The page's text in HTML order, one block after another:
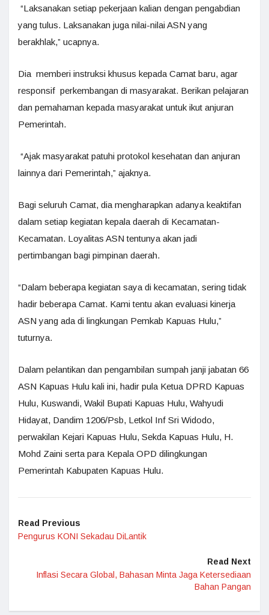
“Laksanakan setiap pekerjaan kalian dengan pengabdian
yang tulus. Laksanakan juga nilai-nilai ASN yang
berakhlak,” ucapnya.
Dia memberi instruksi khusus kepada Camat baru, agar
responsif perkembangan di masyarakat. Berikan pelajaran
dan pemahaman kepada masyarakat untuk ikut anjuran
Pemerintah.
“Ajak masyarakat patuhi protokol kesehatan dan anjuran
lainnya dari Pemerintah,” ajaknya.
Bagi seluruh Camat, dia mengharapkan adanya keaktifan
dalam setiap kegiatan kepala daerah di Kecamatan-
Kecamatan. Loyalitas ASN tentunya akan jadi
pertimbangan bagi pimpinan daerah.
“Dalam beberapa kegiatan saya di kecamatan, sering tidak
hadir beberapa Camat. Kami tentu akan evaluasi kinerja
ASN yang ada di lingkungan Pemkab Kapuas Hulu,”
tuturnya.
Dalam pelantikan dan pengambilan sumpah janji jabatan 66
ASN Kapuas Hulu kali ini, hadir pula Ketua DPRD Kapuas
Hulu, Kuswandi, Wakil Bupati Kapuas Hulu, Wahyudi
Hidayat, Dandim 1206/Psb, Letkol Inf Sri Widodo,
perwakilan Kejari Kapuas Hulu, Sekda Kapuas Hulu, H.
Mohd Zaini serta para Kepala OPD dilingkungan
Pemerintah Kabupaten Kapuas Hulu.
Read Previous
Pengurus KONI Sekadau DiLantik
Read Next
Inflasi Secara Global, Bahasan Minta Jaga Ketersediaan
Bahan Pangan